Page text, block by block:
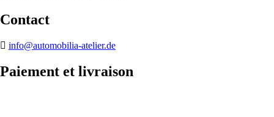
Contact
info@automobilia-atelier.de
Paiement et livraison